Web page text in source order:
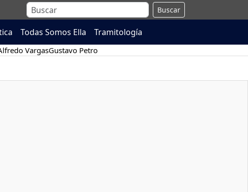
Buscar
Todas Somos Ella Tramitología
VargasGustavo Petro